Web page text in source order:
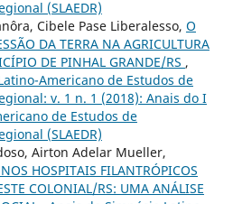
(SLAEDR)
Cibele Pase Liberalesso, O
DA TERRA NA AGRICULTURA
DE PINHAL GRANDE/RS ,
Americano de Estudos de
v. 1 n. 1 (2018): Anais do I
de Estudos de
(SLAEDR)
Airton Adelar Mueller,
HOSPITAIS FILANTRÓPICOS
COLONIAL/RS: UMA ANÁLISE